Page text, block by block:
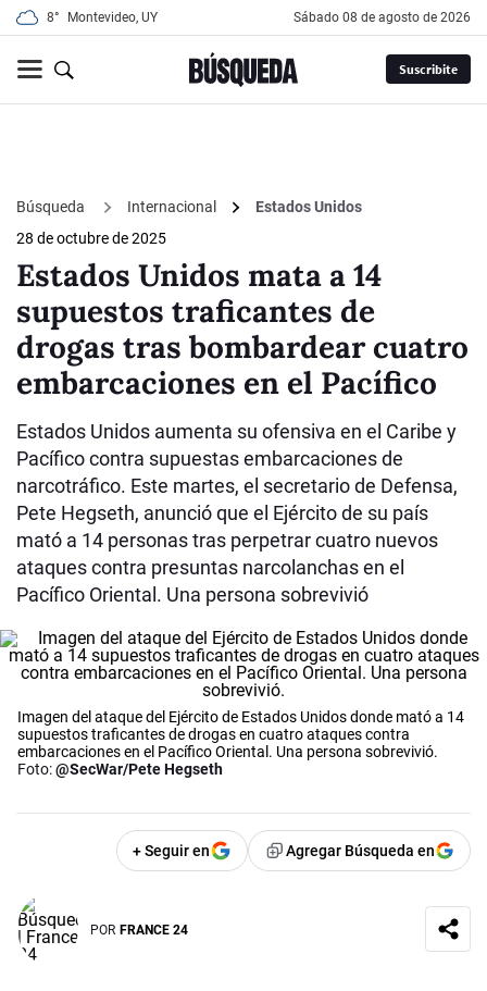
8° Montevideo, UY sábado 08 de agosto de 2026
Suscribite
Búsqueda Internacional
Estados Unidos
28 de octubre de 2025
Estados Unidos mata a 14
supuestos traficantes de
drogas tras bombardear cuatro
embarcaciones en el Pacífico
Estados Unidos aumenta su ofensiva en el Caribe y
Pacífico contra supuestas embarcaciones de
narcotráfico. Este martes, el secretario de Defensa,
Pete Hegseth, anunció que el Ejército de su país
mató a 14 personas tras perpetrar cuatro nuevos
ataques contra presuntas narcolanchas en el
Pacífico Oriental. Una persona sobrevivió
Imagen del ataque del Ejército de Estados Unidos donde mató a 14
supuestos traficantes de drogas en cuatro ataques contra
embarcaciones en el Pacífico Oriental. Una persona sobrevivió.
Foto:@SecWar/Pete Hegseth
+ Seguir en Agregar Búsqueda en
POR FRANCE 24